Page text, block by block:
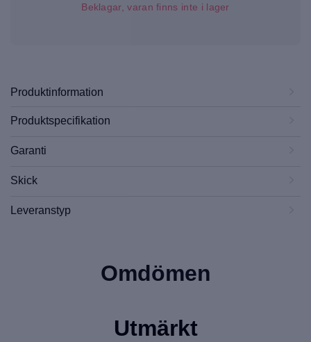
Beklagar, varan finns inte i lager
Produktinformation
Produktspecifikation
Garanti
Skick
Leveranstyp
Omdömen
Utmärkt